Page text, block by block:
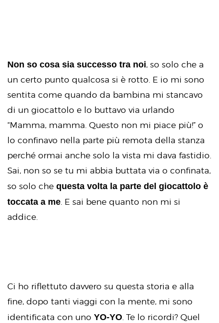
Non so cosa sia successo tra noi, so solo che a
un certo punto qualcosa si è rotto. E io mi sono
sentita come quando da bambina mi stancavo
di un giocattolo e lo buttavo via urlando
“Mamma, mamma. Questo non mi piace più!” o
lo confinavo nella parte più remota della stanza
perché ormai anche solo la vista mi dava fastidio.
Sai, non so se tu mi abbia buttata via o confinata,
so solo che questa volta la parte del giocattolo è
toccata a me . E sai bene quanto non mi si
addice.
Ci ho riflettuto davvero su questa storia e alla
fine, dopo tanti viaggi con la mente, mi sono
identificata con uno YO-YO . Te lo ricordi? Quel